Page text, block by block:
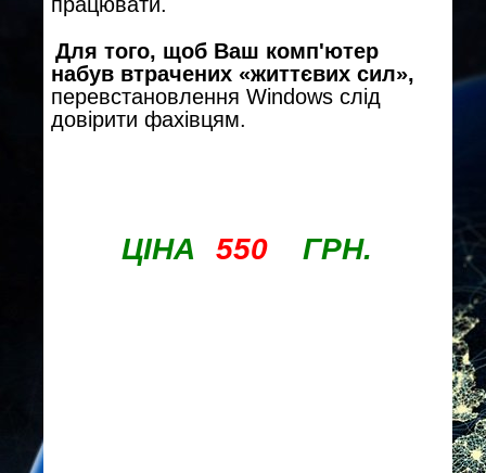
Для того, щоб Ваш комп'ютер
набув втрачених «життєвих сил»,
перевстановлення Windows слід
довірити фахівцям.
ЦІНА 550 ГРН.